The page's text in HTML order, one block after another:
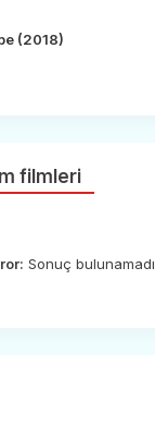
(2018)
filmleri
Sonuç bulunamadı